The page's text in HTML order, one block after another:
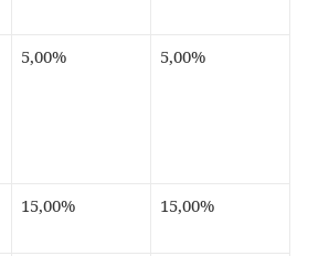
5,00% 5,00%
15,00% 15,00%